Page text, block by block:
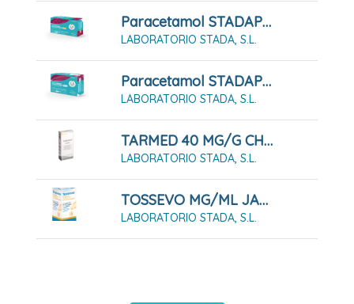
Paracetamol STADAPHARM 500mg 20 Comprimidos EFG
LABORATORIO STADA, S.L.
Paracetamol STADAPHARM 650 Mg 20 Comprimidos EFG
LABORATORIO STADA, S.L.
TARMED 40 MG/G CHAMPU 150 ML
LABORATORIO STADA, S.L.
TOSSEVO MG/ML JARABE EFG 200 ML
LABORATORIO STADA, S.L.